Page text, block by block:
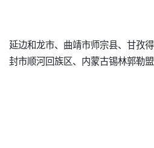
延边和龙市、曲靖市师宗县、甘孜
封市顺河回族区、内蒙古锡林郭勒